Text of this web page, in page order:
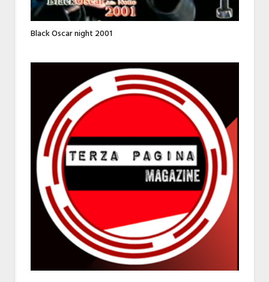
Black Oscar night 2001